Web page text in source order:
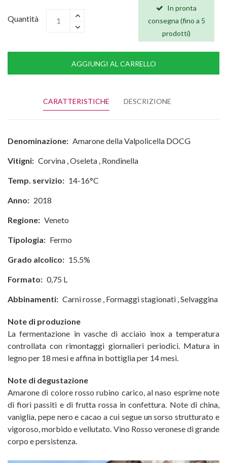
Quantità
In pronta
consegna (fino a 5
prodotti)
AGGIUNGI AL CARRELLO
CARATTERISTICHE DESCRIZIONE
Denominazione: Amarone della Valpolicella DOCG
Vitigni: Corvina ,Oseleta , Rondinella
Temp. servizio: 14-16°C
Anno: 2018
Regione: Veneto
Tipologia: Fermo
Grado alcolico: 15.5%
Formato: 0,75 L
Abbinamenti: Carni rosse , Formaggi stagionati ,Selvaggina
Note di produzione
La fermentazione in vasche di acciaio inox a temperatura
controllata con rimontaggi giornalieri periodici. Matura in
legno per 18 mesi e affina in bottiglia per 14 mesi.
Note di degustazione
Amarone di colore rosso rubino carico, al naso esprime note
di fiori passiti e di frutta rossa in confettura. Note di china,
vaniglia, pepe nero e cacao a cui segue un sorso strutturato e
vigoroso, morbido e vellutato. Vino Rosso veronese di grande
corpo e persistenza.